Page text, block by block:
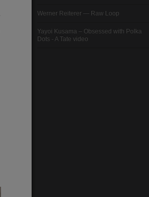
Werner Reiterer — Raw Loop
Yayoi Kusama – Obsessed with Polka
Dots - A Tate video